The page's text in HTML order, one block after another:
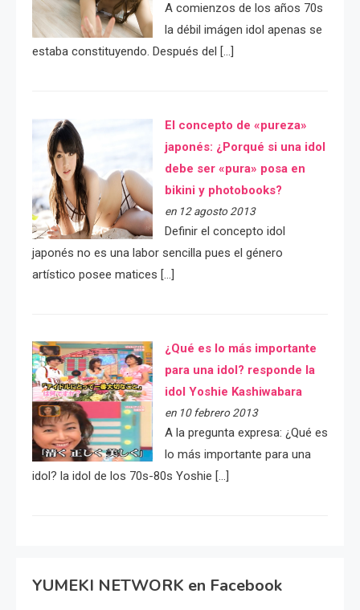
A comienzos de los años 70s
la débil imágen idol apenas se
estaba constituyendo. Después del […]
El concepto de «pureza»
japonés: ¿Porqué si una idol
debe ser «pura» posa en
bikini y photobooks?
en 12 agosto 2013
Definir el concepto idol
japonés no es una labor sencilla pues el género
artístico posee matices […]
¿Qué es lo más importante
para una idol? responde la
idol Yoshie Kashiwabara
en 10 febrero 2013
A la pregunta expresa: ¿Qué es
lo más importante para una
idol? la idol de los 70s-80s Yoshie […]
YUMEKI NETWORK en Facebook